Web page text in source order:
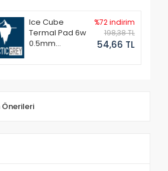
Ice Cube
Termal Pad 6w
0.5mm
%72 indirim
198,38 TL
54,66 TL
Önerileri